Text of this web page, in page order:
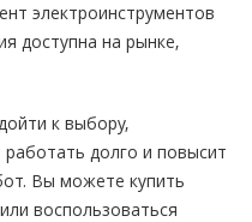
электроинструментов
доступна на рынке,
к выбору,
долго и повысит
Вы можете купить
воспользоваться